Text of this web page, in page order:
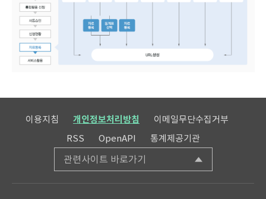
이용지침 개인정보처리방침
이메일무단수집거부
RSS
OpenAPI 통계제공기관
관련사이트 바로가기